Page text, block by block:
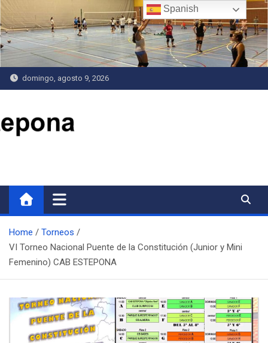
Saltar
al
contenido
domingo, agosto 9, 2026
Home
Torneos
VI Torneo Nacional Puente de la Constitución (Junior y Mini
Femenino) CAB ESTEPONA
Spanish